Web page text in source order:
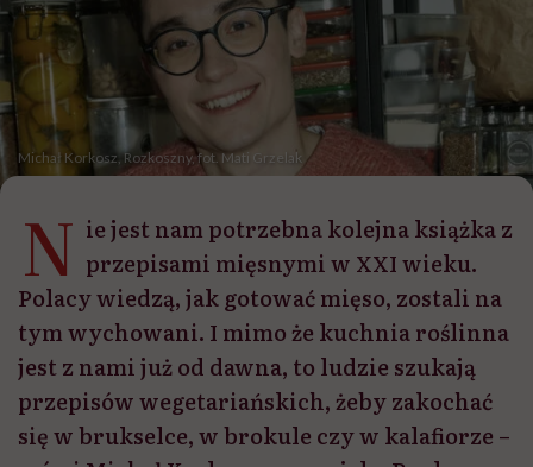
Michał Korkosz, Rozkoszny, fot. Mati Grzelak
N ie jest nam potrzebna kolejna książka z
przepisami mięsnymi w XXI wieku.
Polacy wiedzą, jak gotować mięso, zostali na
tym wychowani. I mimo że kuchnia roślinna
jest z nami już od dawna, to ludzie szukają
przepisów wegetariańskich, żeby zakochać
się w brukselce, w brokule czy w kalafiorze –